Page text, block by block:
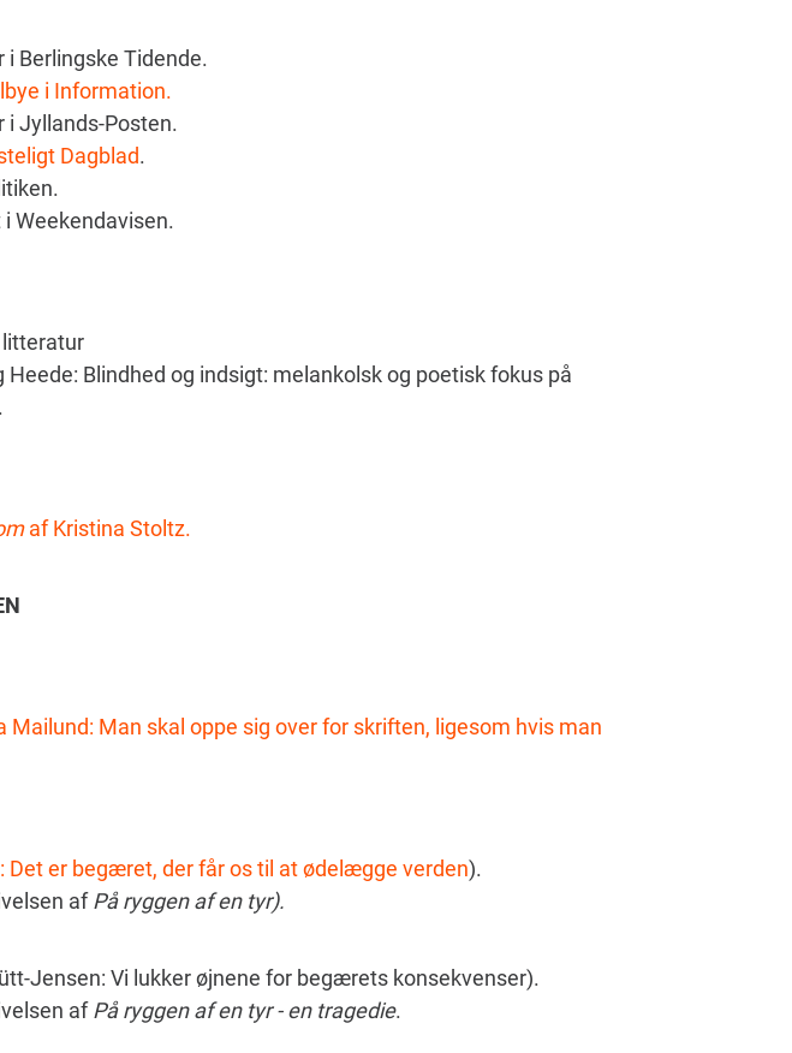
i Berlingske Tidende.
i Information.
i Jyllands-Posten.
Dagblad.
Weekendavisen.
Heede: Blindhed og indsigt: melankolsk og poetisk fokus på
af Kristina Stoltz.
Mailund: Man skal oppe sig over for skriften, ligesom hvis man
Det er begæret, der får os til at ødelægge verden).
afPå ryggen af en tyr).
Jensen: Vi lukker øjnene for begærets konsekvenser).
afPå ryggen af en tyr - en tragedie.